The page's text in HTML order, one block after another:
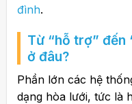
đình.
Từ “hỗ trợ” đến
ở đâu?
Phần lớn các hệ
dạng hòa lưới, tức là